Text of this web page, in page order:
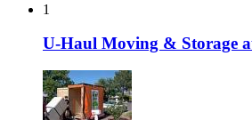
1
U-Haul Moving & Storage